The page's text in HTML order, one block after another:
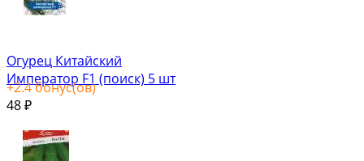
Огурец Китайский
Император F1 (поиск) 5 шт
+2.4бонус(ов)
48 ₽